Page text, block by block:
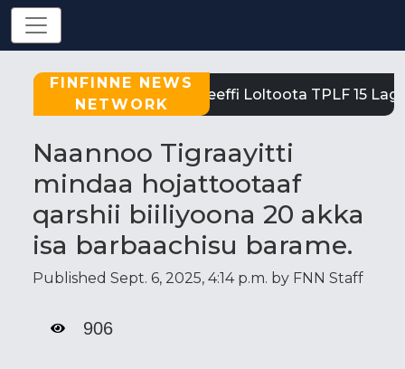
FINFINNE NEWS
NETWORK
Tigray: Reeffi Loltoota TPLF 15 Laga
Naannoo Tigraayitti
mindaa hojattootaaf
qarshii biiliyoona 20 akka
isa barbaachisu barame.
Published Sept. 6, 2025, 4:14 p.m. by FNN Staff
906